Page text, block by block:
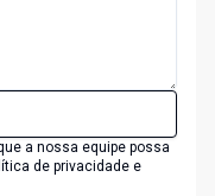
a nossa equipe possa
de privacidade e